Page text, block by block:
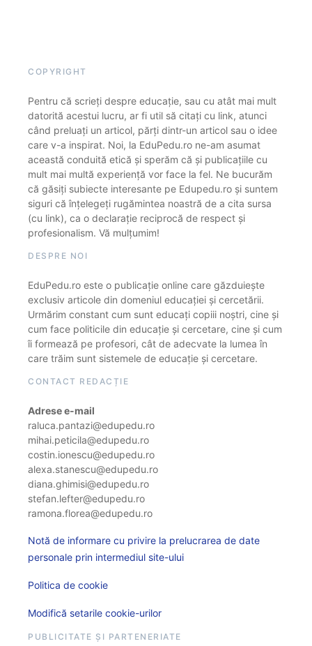
COPYRIGHT
Pentru că scrieți despre educație, sau cu atât mai mult
datorită acestui lucru, ar fi util să citați cu link, atunci
când preluați un articol, părți dintr-un articol sau o idee
care v-a inspirat. Noi, la EduPedu.ro ne-am asumat
această conduită etică și sperăm că și publicațiile cu
mult mai multă experiență vor face la fel. Ne bucurăm
că găsiți subiecte interesante pe Edupedu.ro și suntem
siguri că înțelegeți rugămintea noastră de a cita sursa
(cu link), ca o declarație reciprocă de respect și
profesionalism. Vă mulțumim!
DESPRE NOI
EduPedu.ro este o publicație online care găzduiește
exclusiv articole din domeniul educației și cercetării.
Urmărim constant cum sunt educați copiii noștri, cine și
cum face politicile din educație și cercetare, cine și cum
îi formează pe profesori, cât de adecvate la lumea în
care trăim sunt sistemele de educație și cercetare.
CONTACT REDACȚIE
Adrese e-mail
raluca.pantazi@edupedu.ro
mihai.peticila@edupedu.ro
costin.ionescu@edupedu.ro
alexa.stanescu@edupedu.ro
diana.ghimisi@edupedu.ro
stefan.lefter@edupedu.ro
ramona.florea@edupedu.ro
Notă de informare cu privire la prelucrarea de date
personale prin intermediul site-ului
Politica de cookie
Modifică setarile cookie-urilor
PUBLICITATE ȘI PARTENERIATE